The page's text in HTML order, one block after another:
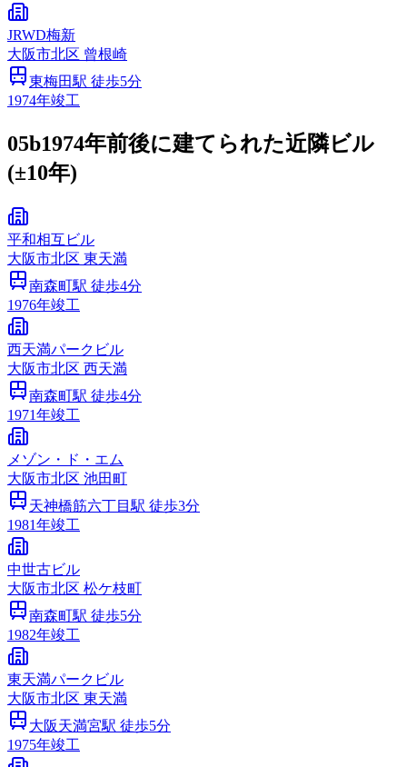
JRWD梅新
大阪市北区 曾根崎
東梅田駅 徒歩5分
1974年竣工
05b1974年前後に建てられた近隣ビル
(±10年)
平和相互ビル
大阪市北区 東天満
南森町駅 徒歩4分
1976年竣工
西天満パークビル
大阪市北区 西天満
南森町駅 徒歩4分
1971年竣工
メゾン・ド・エム
大阪市北区 池田町
天神橋筋六丁目 駅 徒歩3分
1981年竣工
中世古ビル
大阪市北区 松ケ枝町
南森町駅 徒歩5分
1982年竣工
東天満パークビル
大阪市北区 東天満
大阪天満宮駅 徒歩5分
1975年竣工